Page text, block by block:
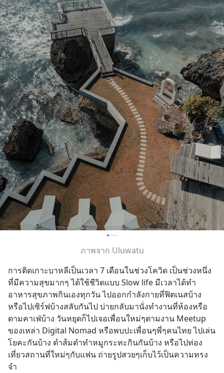
ภาพจาก Uluwatu
การติดเกาะบาหลีเป็นเวลา 7 เดือนในช่วงโควิด เป็นช่วงหนึ่ง
ที่มีความสุขมากๆ ได้ใช้ชีวิตแบบ Slow life มีเวลาได้ทำ
อาหารสุขภาพกินเองทุกวัน ไปออกกำลังกายที่ฟิตเนสบ้าง
หรือไปเซิร์ฟบ้างสลับกันไป บ่ายกลับมานั่งทำงานที่ห้องหรือ
ตามคาเฟ่บ้าง วันหยุดก็ไปเจอเพื่อนใหม่ๆตามงาน Meetup
ของเหล่า Digital Nomad หรือพบปะเพื่อนๆพี่ๆคนไทย ไปเล่น
โยคะกันบ้าง ตำส้มตำทำหมูกระทะกินกันบ้าง หรือไปท่อง
เที่ยวสถานที่ใหม่ๆกับแฟน ถ่ายรูปสวยๆเก็บไว้เป็นความทรง
จำ